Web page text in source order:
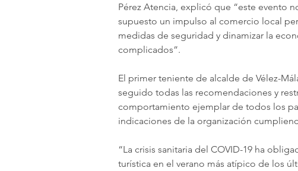
Pérez Atencia, explicó que “este evento
supuesto un impulso al comercio local
medidas de seguridad y dinamizar la
complicados”.
El primer teniente de alcalde de Vélez-
seguido todas las recomendaciones y
comportamiento ejemplar de todos los
indicaciones de la organización
“La crisis sanitaria del COVID-19 ha
turística en el verano más atípico de los